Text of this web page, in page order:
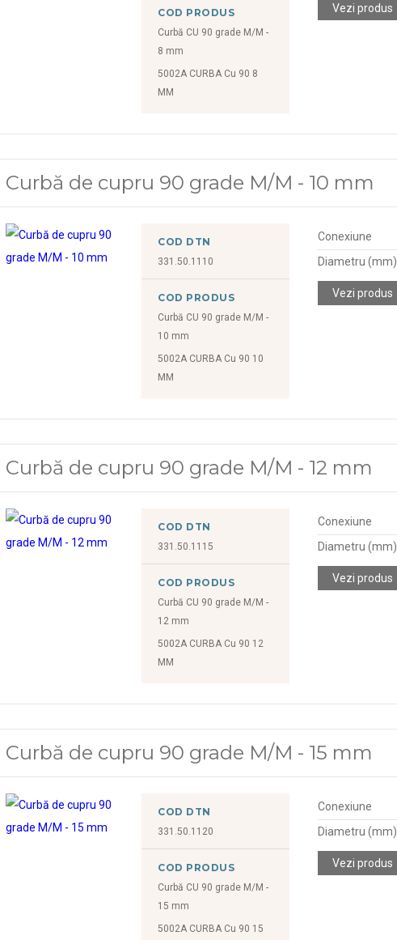
COD PRODUS
Curbă CU 90 grade M/M -
8 mm
5002A CURBA Cu 90 8
MM
Vezi produs
Curbă de cupru 90 grade M/M - 10 mm
COD DTN
331.50.1110
COD PRODUS
Curbă CU 90 grade M/M -
10 mm
5002A CURBA Cu 90 10
MM
Conexiune
Diametru (mm)
Vezi produs
Curbă de cupru 90 grade M/M - 12 mm
COD DTN
331.50.1115
COD PRODUS
Curbă CU 90 grade M/M -
12 mm
5002A CURBA Cu 90 12
MM
Conexiune
Diametru (mm)
Vezi produs
Curbă de cupru 90 grade M/M - 15 mm
COD DTN
331.50.1120
COD PRODUS
Curbă CU 90 grade M/M -
15 mm
5002A CURBA Cu 90 15
Conexiune
Diametru (mm)
Vezi produs